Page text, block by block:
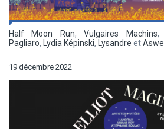
Half Moon Run,Vulgaires Machins,
Pagliaro, Lydia Képinski, Lysandre etAswell
19 décembre 2022